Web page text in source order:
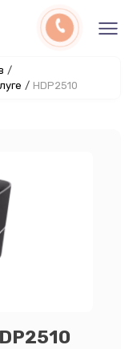
/
/ HDP2510